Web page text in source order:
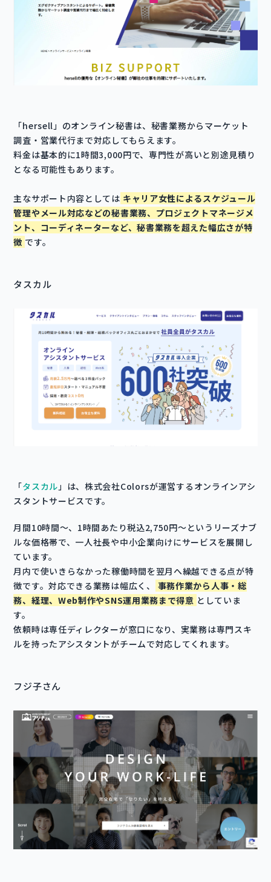
「hersell」のオンライン秘書は、秘書業務からマーケット
調査・営業代行まで対応してもらえます。
料金は基本的に1時間3,000円で、専門性が高いと別途見積り
となる可能性もあります。
主なサポート内容としては キャリア女性によるスケジュール
管理やメール対応などの秘書業務、プロジェクトマネージメ
ント、コーディネーターなど、秘書業務を超えた幅広さが特
徴 です。
タスカル
「タスカル」は、株式会社Colorsが運営するオンラインアシ
スタントサービスです。
月間10時間～、1時間あたり税込2,750円〜というリーズナブ
ルな価格帯で、一人社長や中小企業向けにサービスを展開し
ています。
月内で使いきらなかった稼働時間を翌月へ繰越できる点が特
徴です。対応できる業務は幅広く、
事務作業から人事・総
務、経理、Web制作やSNS運用業務まで得意 としていま
す。
依頼時は専任ディレクターが窓口になり、実業務は専門スキ
ルを持ったアシスタントがチームで対応してくれます。
フジ子さん